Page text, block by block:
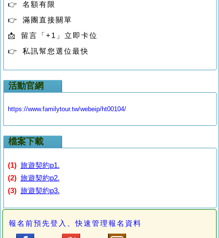
👉 名額有限
👉 滿團直接關單
📩 留言「+1」立即卡位
👉 私訊幫您選位最快
活動官網
https://www.familytour.tw/webeip/ht00104/
檔案下載
(1) 旅遊契約p1.
(2) 旅遊契約p2.
(3) 旅遊契約p3.
報名前預先登入、快速管理報名資料